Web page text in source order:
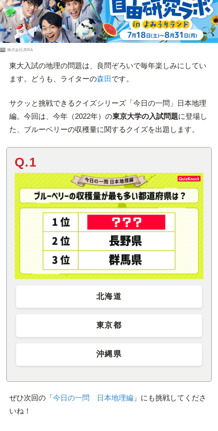
PR 株式会社JERA
東大入試の地理の問題は、良問ぞろいで毎年楽しみにしてい
ます。どうも、ライターの森田です。
サクッと挑戦できるクイズシリーズ「今日の一問」日本地理
編。今回は、今年（2022年）の東京大学の入試問題に登場し
た、ブルーベリーの収穫量に関するクイズを出題します。
Q.1
北海道
東京都
沖縄県
ぜひ次回の「今日の一問 日本地理編」にも挑戦してくださ
いね！